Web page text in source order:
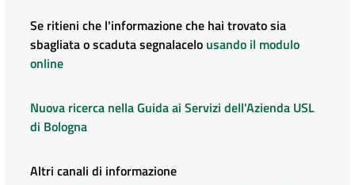
Se ritieni che l'informazione che hai trovato sia
sbagliata o scaduta segnalacelo usando il modulo
online
Nuova ricerca nella Guida ai Servizi dell'Azienda USL
di Bologna
Altri canali di informazione